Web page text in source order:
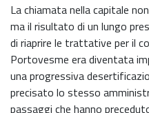
La chiamata nella capitale
ma il risultato di un lungo
di riaprire le trattative per il
Portovesme era diventata
una progressiva
precisato lo stesso
passaggi che hanno